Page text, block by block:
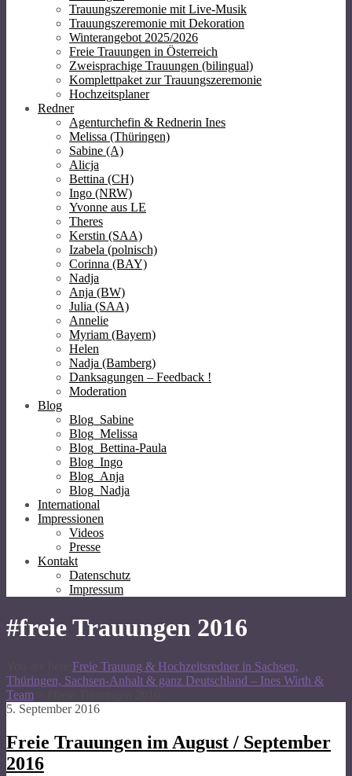
Trauungszeremonie mit Live-Musik
Trauungszeremonie mit Dekoration
Winterangebot 2025/2026
Freie Trauungen in Österreich
Zweisprachige Trauungen (bilingual)
Komplettpaket zur Trauungszeremonie
Hochzeitsplaner
Redner
Agenturchefin & Rednerin Ines
Melissa (Thüringen)
Sabine (A)
Alicja
Bettina (CH)
Ingo (NRW)
Yvonne aus LE
Theres
Kerstin (SAA)
Izabela (polnisch)
Corinna (BAY)
Nadja
Anja (BW)
Julia (SAA)
Annelie
Myriam (Bayern)
Helen
Nadja (Bamberg)
Danksagungen – Feedback !
Moderation
Blog
Blog_Sabine
Blog_Melissa
Blog_Bettina-Paula
Blog_Ingo
Blog_Anja
Blog_Nadja
International
Impressionen
Videos
Presse
Kontakt
Datenschutz
Impressum
#freie Trauungen 2016
Freie Trauung & Hochzeitsredner in Sachsen,
Thüringen, Sachsen-Anhalt & ganz Deutschland – Ines Wirth &
Team
5. September 2016
Freie Trauungen im August / September
2016